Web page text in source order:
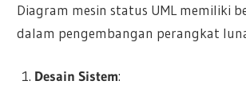
Diagram mesin status UML memiliki
dalam pengembangan perangkat
Desain Sistem: